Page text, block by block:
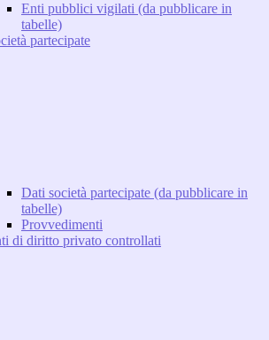
Enti pubblici vigilati (da pubblicare in
tabelle)
partecipate
Dati società partecipate (da pubblicare in
tabelle)
Provvedimenti
di diritto privato controllati